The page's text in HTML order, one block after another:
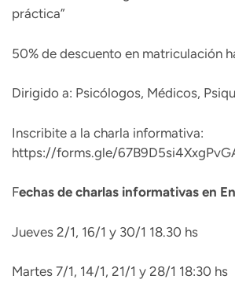
práctica”
50% de descuento en matriculación
Dirigido a: Psicólogos, Médicos,
Inscribite a la charla informativa:
https://forms.gle/
Fechas de charlas informativas en
Jueves 2/1, 16/1 y 30/1 18.30 hs
Martes 7/1, 14/1, 21/1 y 28/1 18:30 hs